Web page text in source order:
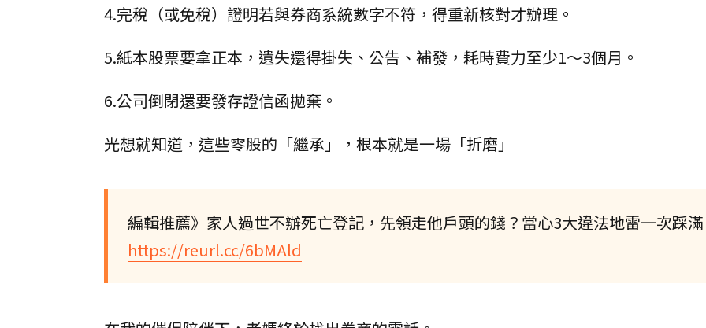
4.完稅（或免稅）證明若與券商系統數字不符，得重新核對才辦理。
5.紙本股票要拿正本，遺失還得掛失、公告、補發，耗時費力至少1〜3個月。
6.公司倒閉還要發存證信函拋棄。
光想就知道，這些零股的「繼承」，根本就是一場「折磨」
編輯推薦》家人過世不辦死亡登記，先領走他戶頭的錢？當心3大違法地雷一次踩
https://reurl.cc/6bMAld